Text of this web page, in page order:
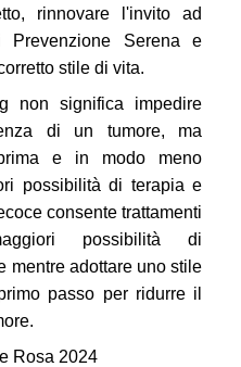
rinnovare l'invito ad
Prevenzione Serena e
stile di vita.
non significa impedire
di un tumore, ma
e in modo meno
possibilità di terapia e
consente trattamenti
possibilità di
mentre adottare uno stile
passo per ridurre il
Rosa 2024